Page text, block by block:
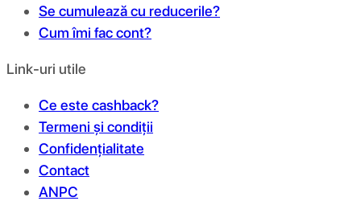
Se cumulează cu reducerile?
Cum îmi fac cont?
Link-uri utile
Ce este cashback?
Termeni și condiții
Confidențialitate
Contact
ANPC